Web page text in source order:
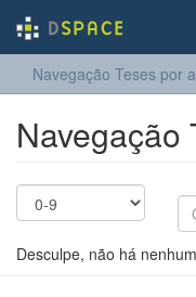
Navegação Teses por
Navegação
Desculpe, não há